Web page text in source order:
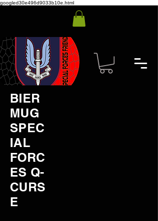
googled30e496d9033b10e.html
BIER
MUG
SPEC
IAL
FORC
ES Q-
CURS
E